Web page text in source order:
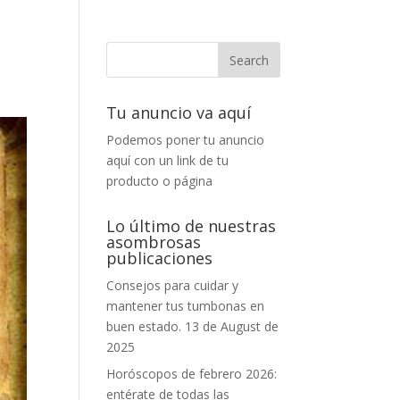
Tu anuncio va aquí
Podemos poner tu anuncio
aquí con un link de tu
producto o página
Lo último de nuestras
asombrosas
publicaciones
Consejos para cuidar y
mantener tus tumbonas en
buen estado. 13 de August de
2025
Horóscopos de febrero 2026:
entérate de todas las